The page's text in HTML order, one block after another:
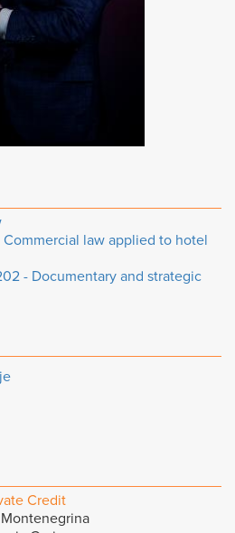
Commercial law applied to hotel
- Documentary and strategic
Credit